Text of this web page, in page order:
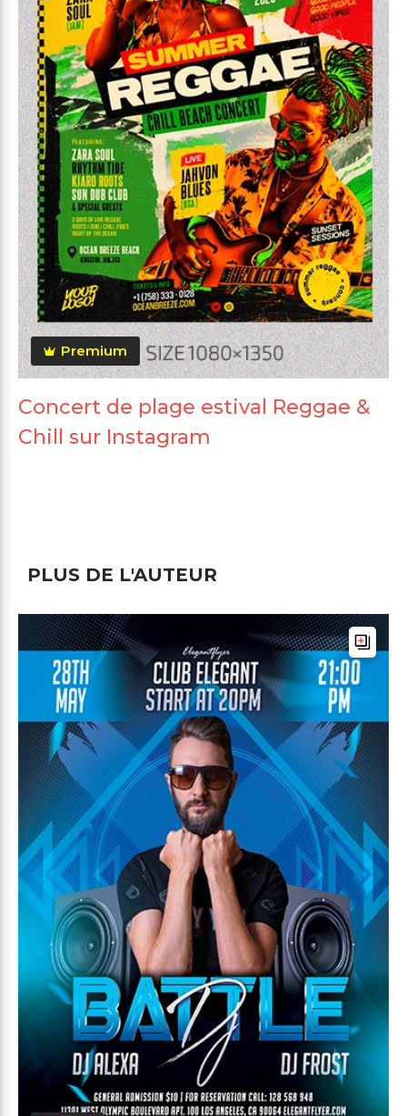
Premium
Concert de plage estival Reggae &
Chill sur Instagram
PLUS DE L'AUTEUR